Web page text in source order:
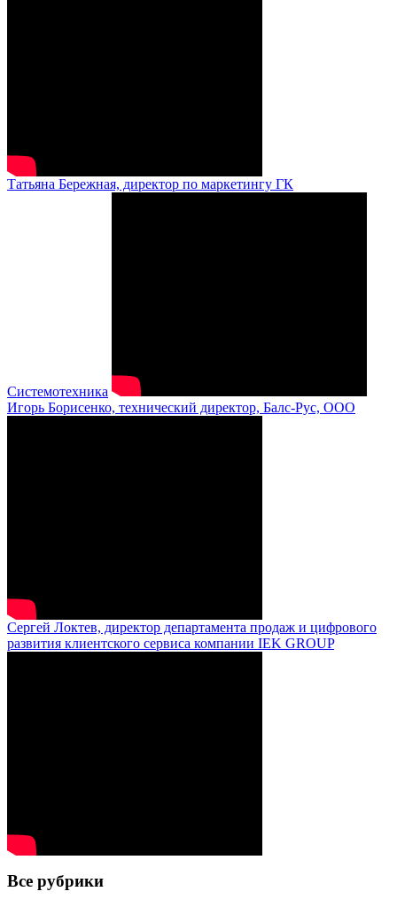
Татьяна Бережная, директор по маркетингу ГК
Системотехника
Игорь Борисенко, технический директор, Балс-Рус, ООО
Сергей Локтев, директор департамента продаж и цифрового
развития клиентского сервиса компании IEK GROUP
Все рубрики